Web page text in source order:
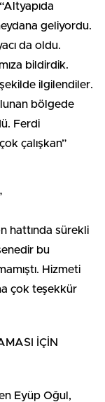
geliyordu.
da oldu.
bildirdik.
ilgilendiler.
bölgede
Ferdi
çalışkan”
hattında sürekli
bu
Hizmeti
çok teşekkür
İÇİN
Eyüp Oğul,